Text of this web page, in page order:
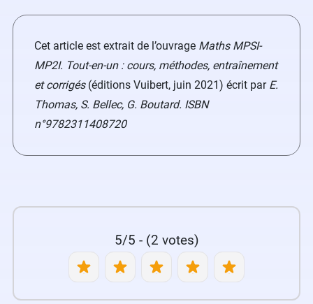
Cet article est extrait de l’ouvrage Maths MPSI-
MP2I. Tout-en-un : cours, méthodes, entraînement
et corrigés (éditions Vuibert, juin 2021) écrit par E.
Thomas, S. Bellec, G. Boutard. ISBN
n°9782311408720
5/5 - (2 votes)